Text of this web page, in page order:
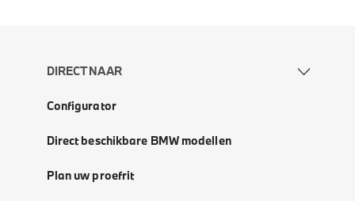
DIRECT NAAR
Configurator
Direct beschikbare BMW modellen
Plan uw proefrit